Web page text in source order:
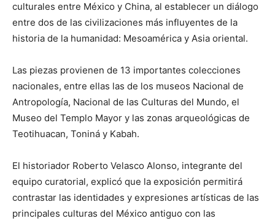
culturales entre México y China, al establecer un diálogo
entre dos de las civilizaciones más influyentes de la
historia de la humanidad: Mesoamérica y Asia oriental.
Las piezas provienen de 13 importantes colecciones
nacionales, entre ellas las de los museos Nacional de
Antropología, Nacional de las Culturas del Mundo, el
Museo del Templo Mayor y las zonas arqueológicas de
Teotihuacan, Toniná y Kabah.
El historiador Roberto Velasco Alonso, integrante del
equipo curatorial, explicó que la exposición permitirá
contrastar las identidades y expresiones artísticas de las
principales culturas del México antiguo con las